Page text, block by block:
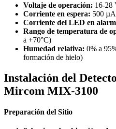
Voltaje de operación: 16-28
Corriente en espera: 500 µA
Corriente del LED en
Rango de temperatura de
a +70°C)
Humedad relativa: 0% a
formación de hielo)
Instalación del
Mircom MIX-3100
Preparación del Sitio